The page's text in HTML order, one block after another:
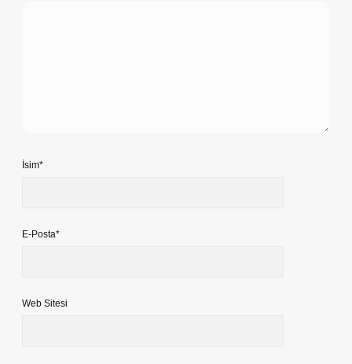
İsim*
E-Posta*
Web Sitesi